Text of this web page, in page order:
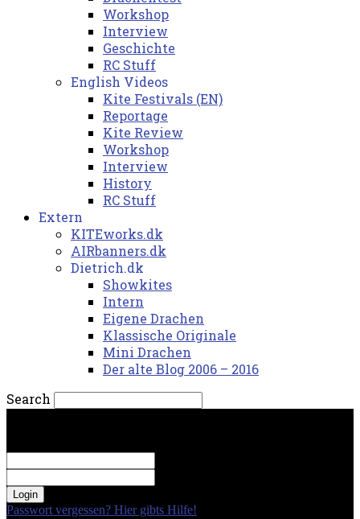
Workshop
Interview
Geschichte
RC Stuff
English Videos
Kite Festivals (EN)
Reportage
Kite Review
Workshop
Interview
History
RC Stuff
Extern
KITEworks.dk
AIRbanners.dk
Dietrich.dk
Showkites
Intern
Eigene Drachen
Klassische Originale
Mini Drachen
Der alte Blog 2006 – 2016
Search
Passwort vergessen? Hier gibts Hilfe!